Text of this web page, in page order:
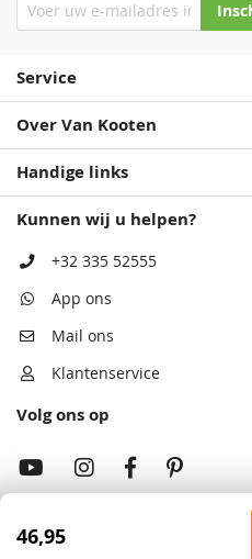
46,95
Service
Over Van Kooten
Handige links
Kunnen wij u helpen?
+32 335 52555
App ons
Mail ons
Klantenservice
Volg ons op
Onze showrooms